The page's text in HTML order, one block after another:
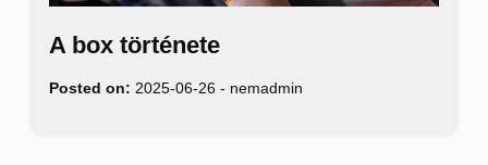
A box története
Posted on: 2025-06-26 - nemadmin